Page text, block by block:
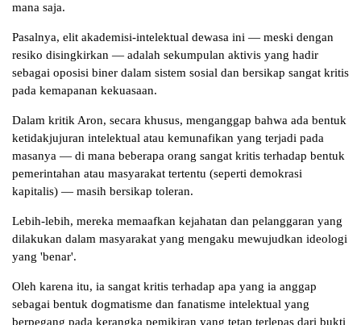
mana saja.
Pasalnya, elit akademisi-intelektual dewasa ini — meski dengan
resiko disingkirkan — adalah sekumpulan aktivis yang hadir
sebagai oposisi biner dalam sistem sosial dan bersikap sangat kritis
pada kemapanan kekuasaan.
Dalam kritik Aron, secara khusus, menganggap bahwa ada bentuk
ketidakjujuran intelektual atau kemunafikan yang terjadi pada
masanya — di mana beberapa orang sangat kritis terhadap bentuk
pemerintahan atau masyarakat tertentu (seperti demokrasi
kapitalis) — masih bersikap toleran.
Lebih-lebih, mereka memaafkan kejahatan dan pelanggaran yang
dilakukan dalam masyarakat yang mengaku mewujudkan ideologi
yang 'benar'.
Oleh karena itu, ia sangat kritis terhadap apa yang ia anggap
sebagai bentuk dogmatisme dan fanatisme intelektual yang
berpegang pada kerangka pemikiran yang tetap terlepas dari bukti